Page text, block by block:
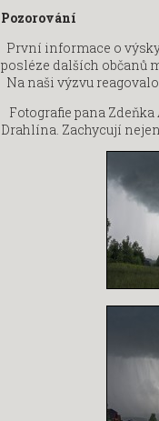
Pozorování
První informace o
posléze dalších občanů
Na naši výzvu
Fotografie pana
Drahlína. Zachycují